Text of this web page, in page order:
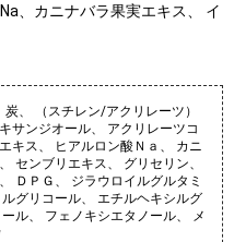
、カニナバラ果実エキス、 イ
、 （スチレン/アクリレーツ）
サンジオール、 アクリレーツコ
キス、 ヒアルロン酸Ｎａ、 カニ
センブリエキス、 グリセリン、
ＤＰＧ、 ジラウロイルグルタミ
グリコール、 エチルヘキシルグ
ル、 フェノキシエタノール、 メ